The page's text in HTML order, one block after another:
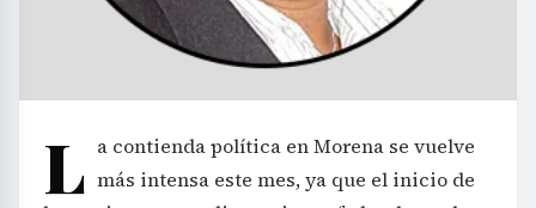
L a contienda política en Morena se vuelve
más intensa este mes, ya que el inicio de